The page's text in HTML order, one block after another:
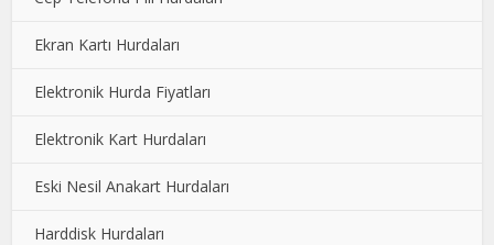
Ekran Kartı Hurdaları
Elektronik Hurda Fiyatları
Elektronik Kart Hurdaları
Eski Nesil Anakart Hurdaları
Harddisk Hurdaları